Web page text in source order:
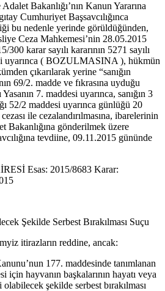
Bakanlığı’nın Kanun Yararına
Cumhuriyet Başsavcılığınca
bu nedenle yerinde görüldüğünden,
Ceza Mahkemesi’nin 28.05.2015
karar sayılı kararının 5271 sayılı
uyarınca ( BOZULMASINA ), hükmün
çıkarılarak yerine “sanığın
69/2. madde ve fıkrasına uyduğu
Yasanın 7. maddesi uyarınca, sanığın 3
52/2 maddesi uyarınca günlüğü 20
ile cezalandırılmasına, ibarelerinin
Bakanlığına gönderilmek üzere
tevdiine, 09.11.2015 gününde
Esas: 2015/8683 Karar:
Şekilde Serbest Bırakılması Suçu
itirazların reddine, ancak:
177. maddesinde tanımlanan
için hayvanın başkalarının hayatı veya
olabilecek şekilde serbest bırakılması